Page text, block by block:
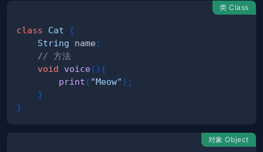
类 Class
class Cat
{
String name ;
// 方法
void
voice( ) {
print ( "Meow" ) ;
}
}
对象 Object